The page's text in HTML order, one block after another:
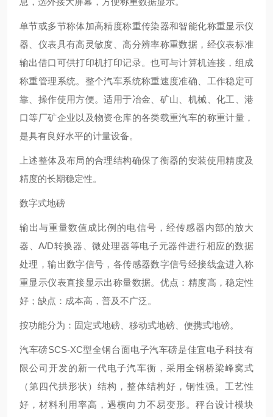
单节或多节称体加高精度称重传染器和智能化称重显示仪
器、仪表具有高灵敏度、高分辨率称重数据，经仪表标准
输出借口可供打印机打印记录。也可与计算机连接，组成
称重管理系统。整个汽车系统称重速度准确、工作稳定可
靠、操作使用方便。适用于冶金、矿山、机械、化工、港
口等厂矿企业以及物资仓库的各类载重汽车的称重计量，
是具有良好水平的计量设备。
上述整体及布局的合理结构确保了衡器的安装使用精度及
精度的长期稳定性。
数字式地磅
输出与重量数值成比例的电信号，经传感器内部的放大
器、A/D转换器、微处理器等电子元器件进行相应的数据
处理，输出数字信号，各传感器数字信号经接线盒进入称
重显示仪表直接显示出称量数据。优点：精度高，稳定性
好；缺点：成本高，普及不广泛。
按功能分为：固定式地磅、移动式地磅、便携式地磅。
汽车磅SCS-XC型全钢台面电子汽车磅是佳宜电子科技有
限公司开发的新一代电子汽车衡，采用全钢桥梁峰窝式
（第四代拱形状）结构，整体结构好，钢性强。工艺性
好，材料利用率高，遇横向力不易变形。秤台设计模块